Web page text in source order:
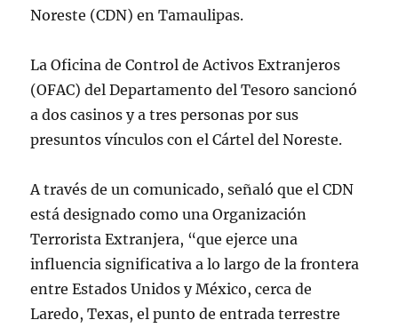
Noreste (CDN) en Tamaulipas.
La Oficina de Control de Activos Extranjeros
(OFAC) del Departamento del Tesoro sancionó
a dos casinos y a tres personas por sus
presuntos vínculos con el Cártel del Noreste.
A través de un comunicado, señaló que el CDN
está designado como una Organización
Terrorista Extranjera, “que ejerce una
influencia significativa a lo largo de la frontera
entre Estados Unidos y México, cerca de
Laredo, Texas, el punto de entrada terrestre